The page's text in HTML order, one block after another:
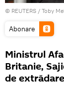
© REUTERS / Toby
Abonare
Ministrul
Britanie,
de